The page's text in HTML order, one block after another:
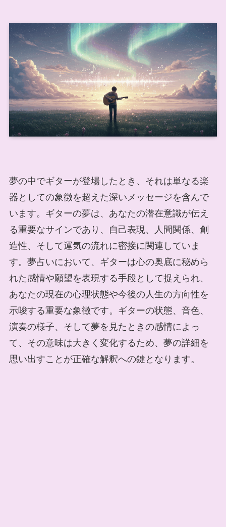
夢の中でギターが登場したとき、それは単なる楽
器としての象徴を超えた深いメッセージを含んで
います。ギターの夢は、あなたの潜在意識が伝え
る重要なサインであり、自己表現、人間関係、創
造性、そして運気の流れに密接に関連していま
す。夢占いにおいて、ギターは心の奥底に秘めら
れた感情や願望を表現する手段として捉えられ、
あなたの現在の心理状態や今後の人生の方向性を
示唆する重要な象徴です。ギターの状態、音色、
演奏の様子、そして夢を見たときの感情によっ
て、その意味は大きく変化するため、夢の詳細を
思い出すことが正確な解釈への鍵となります。